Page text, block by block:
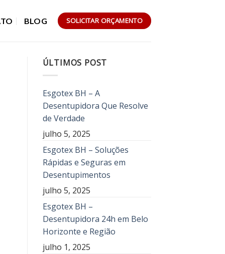
BLOG SOLICITAR ORÇAMENTO
ÚLTIMOS POST
Esgotex BH – A
Desentupidora Que Resolve
de Verdade
julho 5, 2025
Esgotex BH – Soluções
Rápidas e Seguras em
Desentupimentos
julho 5, 2025
Esgotex BH –
Desentupidora 24h em Belo
Horizonte e Região
julho 1, 2025